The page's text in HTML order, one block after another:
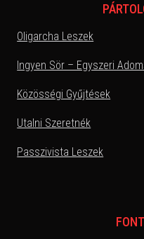
Oligarcha Leszek
Ingyen Sör – Egyszeri
Közösségi Gyűjtések
Utalni Szeretnék
Passzivista Leszek